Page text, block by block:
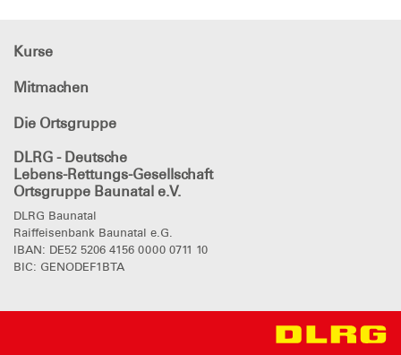
Kurse
Mitmachen
Die Ortsgruppe
DLRG - Deutsche
Lebens-Rettungs-Gesellschaft
Ortsgruppe Baunatal e.V.
DLRG Baunatal
Raiffeisenbank Baunatal e.G.
IBAN: DE52 5206 4156 0000 0711 10
BIC: GENODEF1BTA